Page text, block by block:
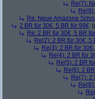
Re(7):
Re: Neue Amazone
2 BR für 30€, 5 BR für 99€ (
Re: 2 BR für 30€, 5 BR
Re(2): 2 BR für 30€, 5
Re(3): 2 BR für
Re(4): 2 BR für
Re(5): 2 BR
Re(6): 2
Re(7): 2